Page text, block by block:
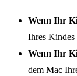
Wenn Ihr
Ihres Kindes
Wenn Ihr
dem Mac